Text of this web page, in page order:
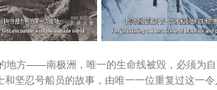
方——南极洲，唯一的生命线被毁，必须为自
和坚忍号船员的故事，由唯一一位重复过这